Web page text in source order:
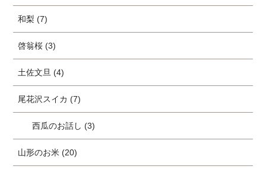
和梨 (7)
啓翁桜 (3)
土佐文旦 (4)
尾花沢スイカ (7)
西瓜のお話し (3)
山形のお米 (20)